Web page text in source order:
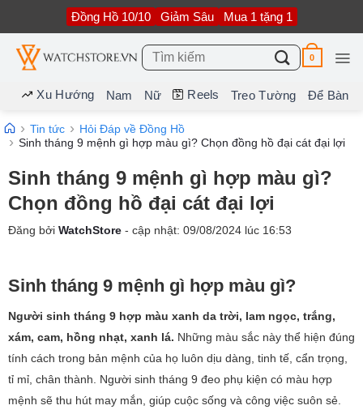
nội
dung
Đồng Hồ 10/10 Giảm Sâu Mua 1 tặng 1
Tìm
kiếm:
0
Xu Hướng Nam Nữ Reels Treo Tường Để Bàn
Tin tức
Hỏi Đáp về Đồng Hồ
Sinh tháng 9 mệnh gì hợp màu gì? Chọn đồng hồ đại cát đại lợi
Sinh tháng 9 mệnh gì hợp màu gì?
Chọn đồng hồ đại cát đại lợi
Đăng bởi WatchStore - cập nhật: 09/08/2024 lúc 16:53
Sinh tháng 9 mệnh gì hợp màu gì?
Người sinh tháng 9 hợp màu xanh da trời, lam ngọc, trắng,
xám, cam, hồng nhạt, xanh lá. Những màu sắc này thể hiện đúng
tính cách trong bản mệnh của họ luôn dịu dàng, tinh tế, cẩn trọng,
tỉ mỉ, chân thành. Người sinh tháng 9 đeo phụ kiện có màu hợp
mệnh sẽ thu hút may mắn, giúp cuộc sống và công việc suôn sẻ.